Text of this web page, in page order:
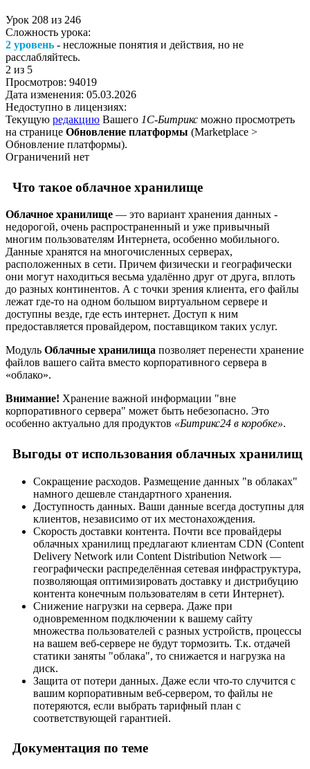
Урок 208 из 246
Сложность урока:
2 уровень - несложные понятия и действия, но не
расслабляйтесь.
2 из 5
Просмотров: 94019
Дата изменения: 05.03.2026
Недоступно в лицензиях:
Текущую редакцию Вашего 1С-Битрикс можно просмотреть
на странице Обновление платформы (Marketplace >
Обновление платформы).
Ограничений нет
Что такое облачное хранилище
Облачное хранилище — это вариант хранения данных -
недорогой, очень распространенный и уже привычный
многим пользователям Интернета, особенно мобильного.
Данные хранятся на многочисленных серверах,
расположенных в сети. Причем физически и географически
они могут находиться весьма удалённо друг от друга, вплоть
до разных континентов. А с точки зрения клиента, его файлы
лежат где-то на одном большом виртуальном сервере и
доступны везде, где есть интернет. Доступ к ним
предоставляется провайдером, поставщиком таких услуг.
Модуль Облачные хранилища позволяет перенести хранение
файлов вашего сайта вместо корпоративного сервера в
«облако».
Внимание! Хранение важной информации "вне
корпоративного сервера" может быть небезопасно. Это
особенно актуально для продуктов «Битрикс24 в коробке».
Выгоды от использования облачных хранилищ
Сокращение расходов. Размещение данных "в облаках"
намного дешевле стандартного хранения.
Доступность данных. Ваши данные всегда доступны для
клиентов, независимо от их местонахождения.
Скорость доставки контента. Почти все провайдеры
облачных хранилищ предлагают клиентам CDN (Content
Delivery Network или Content Distribution Network —
географически распределённая сетевая инфраструктура,
позволяющая оптимизировать доставку и дистрибуцию
контента конечным пользователям в сети Интернет).
Снижение нагрузки на сервера. Даже при
одновременном подключении к вашему сайту
множества пользователей с разных устройств, процессы
на вашем веб-сервере не будут тормозить. Т.к. отдачей
статики заняты "облака", то снижается и нагрузка на
диск.
Защита от потери данных. Даже если что-то случится с
вашим корпоративным веб-сервером, то файлы не
потеряются, если выбрать тарифный план с
соответствующей гарантией.
Документация по теме